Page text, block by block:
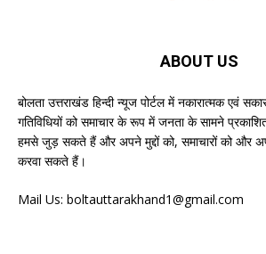
ABOUT US
बोलता उत्तराखंड हिन्दी न्यूज पोर्टल में नकारात्मक एवं
गतिविधियों को समाचार के रूप में जनता के सामने
हमसे जुड़ सकते हैं और अपने मुद्दों को, समाचारों को और
करवा सकते हैं।
Mail Us: boltauttarakhand1@gmail.com